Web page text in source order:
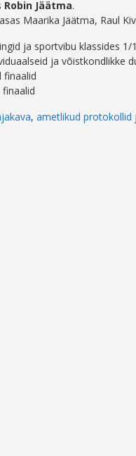
Robin Jäätma.
Maarika Jäätma, Raul
ja sportvibu klassides 1/
ja võistkondlikke
finaalid
finaalid
, ametlikud protokollid